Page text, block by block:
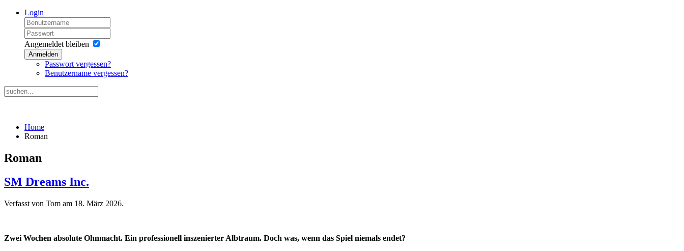
Login
Angemeldet bleiben
Anmelden
Passwort vergessen?
Benutzername vergessen?
Home
Roman
Roman
SM Dreams Inc.
Verfasst von Tom am 18. März 2026.
Zwei Wochen absolute Ohnmacht. Ein professionell inszenierter Albtraum. Doch was, wenn das Spiel niemals endet?